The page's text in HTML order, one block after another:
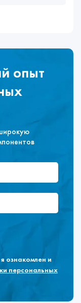
опыт
ознакомлен и
персональных